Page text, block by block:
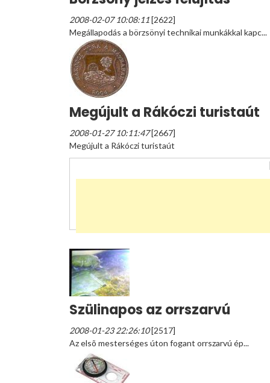
2008-02-07 10:08:11[2622]
Megállapodás a börzsönyi technikai munkákkal kapc...
Megújult a Rákóczi turistaút
2008-01-27 10:11:47[2667]
Megújult a Rákóczi turistaút
Szülinapos az orrszarvú
2008-01-23 22:26:10[2517]
Az elsõ mesterséges úton fogant orrszarvú ép...